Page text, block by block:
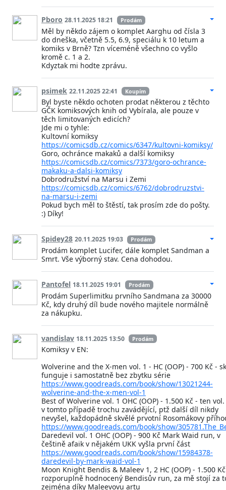
Pboro 28.11.2025 18:21 Prodám
Měl by někdo zájem o komplet Aarghu od čísla 3
do dneška, včetně 5.5, 6.9, speciálu k 10 letum a
komiks v Brně? Tzn víceméně všechno co vyšlo
kromě c. 1 a 2.
Kdyztak mi hodte zprávu.
psimek 22.11.2025 22:41 Koupím
Byl byste někdo ochoten prodat některou z těchto
GČK komiksových knih od Vybírala, ale pouze v
těch limitovaných edicích?
Jde mi o tyhle:
Kultovní komiksy
https://comicsdb.cz/comics/6347/kultovni-komiksy/
Goro, ochránce makaků a další komiksy
https://comicsdb.cz/comics/7373/goro-ochrance-
makaku-a-dalsi-komiksy
Dobrodružství na Marsu i Zemi
https://comicsdb.cz/comics/6762/dobrodruzstvi-
na-marsu-i-zemi
Pokud bych měl to štěstí, tak prosím zde do pošty.
:) Díky!
Spidey28 20.11.2025 19:03 Prodám
Prodám komplet Lucifer, dále komplet Sandman a
Smrt. Vše výborný stav. Cena dohodou.
Pantofel 18.11.2025 19:01 Prodám
Prodám Superlimitku prvního Sandmana za 30000
Kč, kdy druhý díl bude nového majitele normálně
za nákupku.
vandislav 18.11.2025 13:50 Prodám
Komiksy v EN:
Wolverine and the X-men vol. 1 - HC (OOP) - 700 Kč -
funguje i samostatně bez zbytku série
https://www.goodreads.com/book/show/13021244-
wolverine-and-the-x-men-vol-1
Best of Wolverine vol. 1 OHC (OOP) - 1.500 Kč - ten
v tomto případě trochu zavádějící, ptž další díl nikdy
nevyšel, každopádně skvělé prvotní Rosomákovy
https://www.goodreads.com/book/show/
Daredevil vol. 1 OHC (OOP) - 900 Kč Mark Waid run, v
češtině afaik v nějakém UKK vyšla první část
https://www.goodreads.com/book/show/15984378-
daredevil-by-mark-waid-vol-1
Moon Knight Bendis & Maleev 1, 2 HC (OOP) - 1.500
rozporuplně hodnocený Bendisův run, za mě stojí za
zejména díky Maleevovu artu